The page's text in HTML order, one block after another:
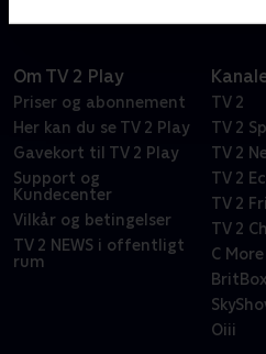
flotte koralrev. Selvfølgelig
Om TV 2 Play
Priser og abonnement
Her kan du se TV 2 Play
Gavekort til TV 2 Play
Support og
Kundecenter
Vilkår og betingelser
TV 2 NEWS i offentligt
rum
TV 2
TV 2
TV 2
TV 2
TV 2 Fri
TV 2
C More
BritBox
Oiii